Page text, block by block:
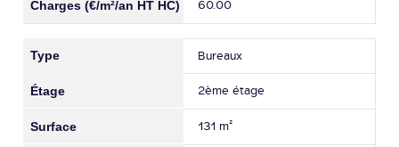
60.00
Bureaux
2ème étage
131 m²